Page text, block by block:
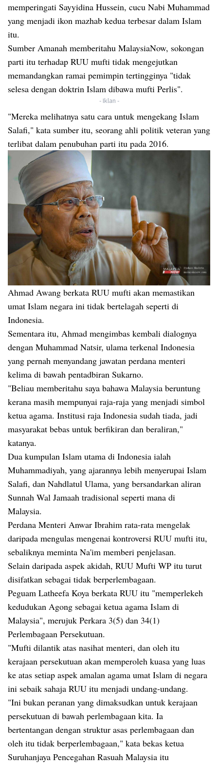
memperingati Sayyidina Hussein, cucu Nabi Muhammad
yang menjadi ikon mazhab kedua terbesar dalam Islam
itu.
Sumber Amanah memberitahu MalaysiaNow, sokongan
parti itu terhadap RUU mufti tidak mengejutkan
memandangkan ramai pemimpin tertingginya "tidak
selesa dengan doktrin Islam dibawa mufti Perlis".
- Iklan -
"Mereka melihatnya satu cara untuk mengekang Islam
Salafi," kata sumber itu, seorang ahli politik veteran yang
terlibat dalam penubuhan parti itu pada 2016.
Ahmad Awang berkata RUU mufti akan memastikan
umat Islam negara ini tidak bertelagah seperti di
Indonesia.
Sementara itu, Ahmad mengimbas kembali dialognya
dengan Muhammad Natsir, ulama terkenal Indonesia
yang pernah menyandang jawatan perdana menteri
kelima di bawah pentadbiran Sukarno.
"Beliau memberitahu saya bahawa Malaysia beruntung
kerana masih mempunyai raja-raja yang menjadi simbol
ketua agama. Institusi raja Indonesia sudah tiada, jadi
masyarakat bebas untuk berfikiran dan beraliran,"
katanya.
Dua kumpulan Islam utama di Indonesia ialah
Muhammadiyah, yang ajarannya lebih menyerupai Islam
Salafi, dan Nahdlatul Ulama, yang bersandarkan aliran
Sunnah Wal Jamaah tradisional seperti mana di
Malaysia.
Perdana Menteri Anwar Ibrahim rata-rata mengelak
daripada mengulas mengenai kontroversi RUU mufti itu,
sebaliknya meminta Na'im memberi penjelasan.
Selain daripada aspek akidah, RUU Mufti WP itu turut
disifatkan sebagai tidak berperlembagaan.
Peguam Latheefa Koya berkata RUU itu "memperlekeh
kedudukan Agong sebagai ketua agama Islam di
Malaysia", merujuk Perkara 3(5) dan 34(1)
Perlembagaan Persekutuan.
"Mufti dilantik atas nasihat menteri, dan oleh itu
kerajaan persekutuan akan memperoleh kuasa yang luas
ke atas setiap aspek amalan agama umat Islam di negara
ini sebaik sahaja RUU itu menjadi undang-undang.
"Ini bukan peranan yang dimaksudkan untuk kerajaan
persekutuan di bawah perlembagaan kita. Ia
bertentangan dengan struktur asas perlembagaan dan
oleh itu tidak berperlembagaan," kata bekas ketua
Suruhanjaya Pencegahan Rasuah Malaysia itu